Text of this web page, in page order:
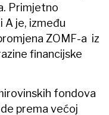
Primjetno
A je, između
ZOMF-a iz
financijske
fondova
prema većoj